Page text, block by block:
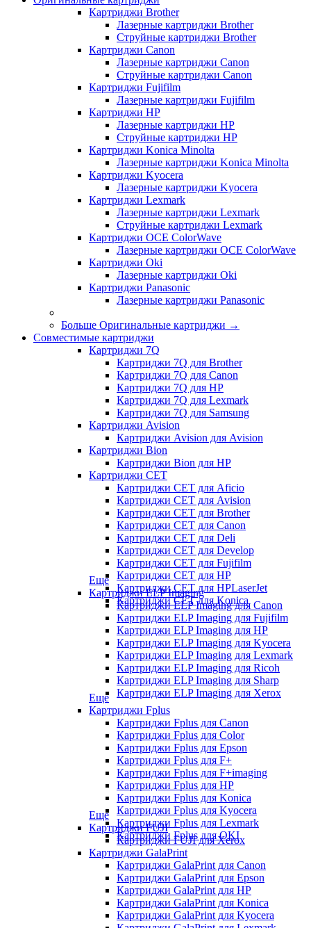
Картриджи Brother
Лазерные картриджи Brother
Струйные картриджи Brother
Картриджи Canon
Лазерные картриджи Canon
Струйные картриджи Canon
Картриджи Fujifilm
Лазерные картриджи Fujifilm
Картриджи HP
Лазерные картриджи HP
Струйные картриджи HP
Картриджи Konica Minolta
Лазерные картриджи Konica Minolta
Картриджи Kyocera
Лазерные картриджи Kyocera
Картриджи Lexmark
Лазерные картриджи Lexmark
Струйные картриджи Lexmark
Картриджи OCE ColorWave
Лазерные картриджи OCE ColorWave
Картриджи Oki
Лазерные картриджи Oki
Картриджи Panasonic
Лазерные картриджи Panasonic
Больше Оригинальные картриджи →
Совместимые картриджи
Картриджи 7Q
Картриджи 7Q для Brother
Картриджи 7Q для Canon
Картриджи 7Q для HP
Картриджи 7Q для Lexmark
Картриджи 7Q для Samsung
Картриджи Avision
Картриджи Avision для Avision
Картриджи Bion
Картриджи Bion для HP
Картриджи CET
Картриджи CET для Aficio
Картриджи CET для Avision
Картриджи CET для Brother
Картриджи CET для Canon
Картриджи CET для Deli
Картриджи CET для Develop
Картриджи CET для Fujifilm
Картриджи CET для HP
Картриджи CET для HPLaserJet
Картриджи CET для Konica
Еще
Картриджи ELP Imaging
Картриджи ELP Imaging для Canon
Картриджи ELP Imaging для Fujifilm
Картриджи ELP Imaging для HP
Картриджи ELP Imaging для Kyocera
Картриджи ELP Imaging для Lexmark
Картриджи ELP Imaging для Ricoh
Картриджи ELP Imaging для Sharp
Картриджи ELP Imaging для Xerox
Еще
Картриджи Fplus
Картриджи Fplus для Canon
Картриджи Fplus для Color
Картриджи Fplus для Epson
Картриджи Fplus для F+
Картриджи Fplus для F+imaging
Картриджи Fplus для HP
Картриджи Fplus для Konica
Картриджи Fplus для Kyocera
Картриджи Fplus для Lexmark
Картриджи Fplus для OKI
Еще
Картриджи FUJI
Картриджи FUJI для Xerox
Картриджи GalaPrint
Картриджи GalaPrint для Canon
Картриджи GalaPrint для Epson
Картриджи GalaPrint для HP
Картриджи GalaPrint для Konica
Картриджи GalaPrint для Kyocera